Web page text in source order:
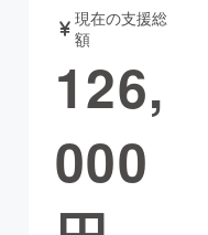
書籍・雑誌
チャレンジ
現在の支援総
額
126,
000